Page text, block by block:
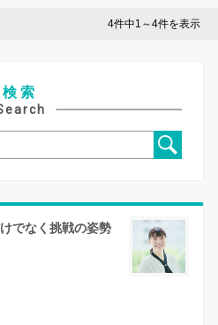
4件中1～4件を表示
検索
でなく挑戦の姿勢